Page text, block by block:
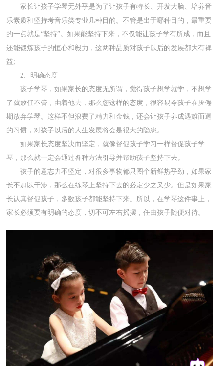
家长让孩子学琴无外乎是为了让孩子有特长、开发大脑、培养音
乐素质和坚持考音乐类专业几种目的。不管是出于哪种目的，最重要
的一点就是“坚持”。如果能坚持下来，不仅能让孩子学有所成，而且
还能锻炼孩子的恒心和毅力，这两种品质对孩子以后的发展都大有裨
益;
2、明确态度
孩子学琴，如果家长的态度无所谓，觉得孩子想学就学，不想学
了就放任不管，由着他去，那么您这样的态度，很容易令孩子在厌倦
期放弃学琴。这样不但浪费了精力和金钱，还会让孩子养成遇难而退
的习惯，对孩子以后的人生发展将会是很大的隐患。
如果家长态度坚决而坚定，就像督促孩子学习一样督促孩子学
琴，那么就一定会通过各种方法引导并帮助孩子坚持下去。
孩子的意志力不坚定，对很多事物都只图个新鲜热乎劲，如果家
长不加以干涉，那么在练琴上坚持下去的必定少之又少。但是如果家
长认真督促孩子，多数孩子都能坚持下来。所以，在学琴这件事上，
家长必须要有明确的态度，切不可左右摇摆，任由孩子随便对待。